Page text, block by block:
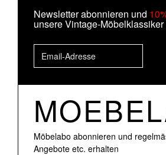
Newsletter abonnieren und
unsere Vintage-Möbelklassiker
Möbelabo abonnieren und
Angebote etc. erhalten